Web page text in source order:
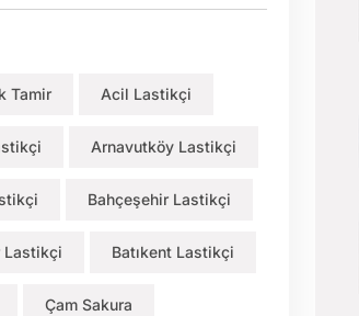
Tamir Acil Lastikçi
Arnavutköy Lastikçi
Bahçeşehir Lastikçi
Lastikçi Batıkent Lastikçi
Çam Sakura